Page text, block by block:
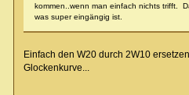
kommen..wenn man einfach nichts trifft.
was super eingängig ist.
Einfach den W20 durch 2W10
Glockenkurve...